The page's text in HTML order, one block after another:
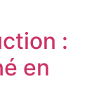
:
en